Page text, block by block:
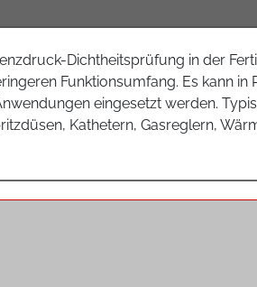
Dichtheitsprüfung in der
Funktionsumfang. Es kann
eingesetzt werden.
Kathetern, Gasreglern,